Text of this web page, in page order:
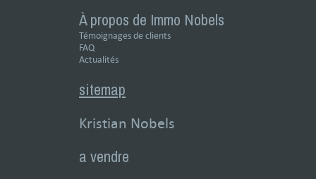
À propos de Immo Nobels
Témoignages de clients
FAQ
Actualités
sitemap
Kristian Nobels
a vendre